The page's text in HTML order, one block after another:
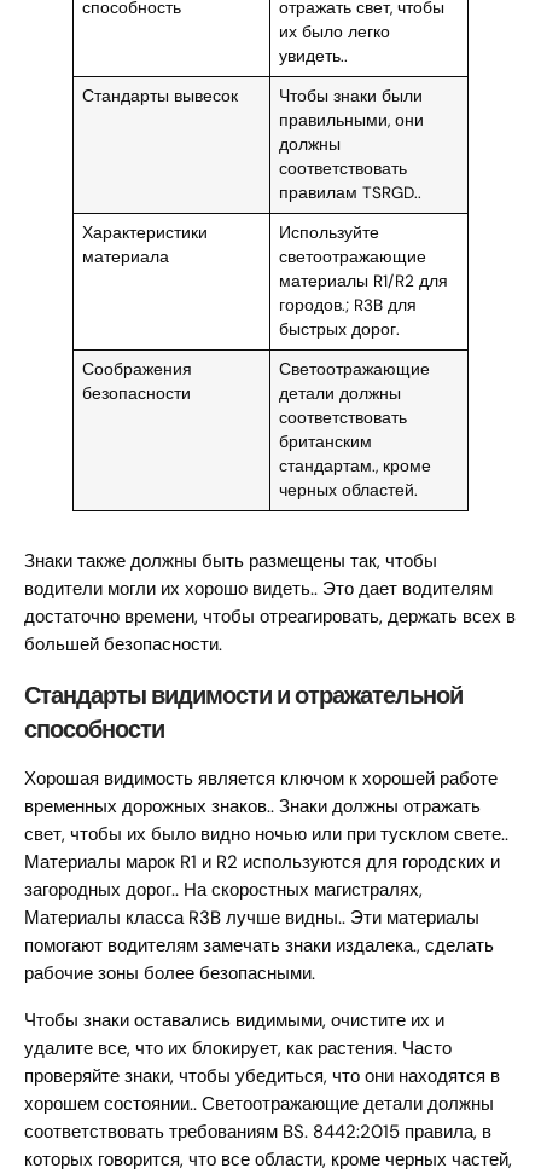
способность
отражать свет, чтобы
их было легко
увидеть..
Стандарты вывесок
Чтобы знаки были
правильными, они
должны
соответствовать
правилам TSRGD..
Характеристики
материала
Используйте
светоотражающие
материалы R1/R2 для
городов.; R3B для
быстрых дорог.
Соображения
безопасности
Светоотражающие
детали должны
соответствовать
британским
стандартам., кроме
черных областей.
Знаки также должны быть размещены так, чтобы
водители могли их хорошо видеть.. Это дает водителям
достаточно времени, чтобы отреагировать, держать всех в
большей безопасности.
Стандарты видимости и отражательной
способности
Хорошая видимость является ключом к хорошей работе
временных дорожных знаков.. Знаки должны отражать
свет, чтобы их было видно ночью или при тусклом свете..
Материалы марок R1 и R2 используются для городских и
загородных дорог.. На скоростных магистралях,
Материалы класса R3B лучше видны.. Эти материалы
помогают водителям замечать знаки издалека., сделать
рабочие зоны более безопасными.
Чтобы знаки оставались видимыми, очистите их и
удалите все, что их блокирует, как растения. Часто
проверяйте знаки, чтобы убедиться, что они находятся в
хорошем состоянии.. Светоотражающие детали должны
соответствовать требованиям BS. 8442:2015 правила, в
которых говорится, что все области, кроме черных частей,